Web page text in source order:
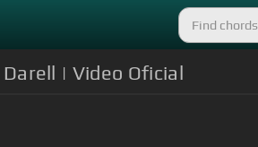
| Video Oficial